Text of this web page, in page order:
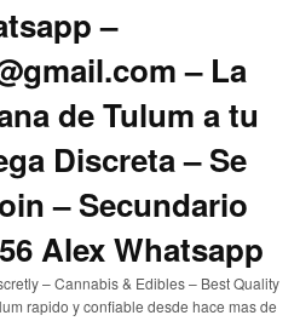
–
– La
de Tulum a tu
Discreta – Se
– Secundario
Alex Whatsapp
– Cannabis & Edibles – Best Quality
rapido y confiable desde hace mas de